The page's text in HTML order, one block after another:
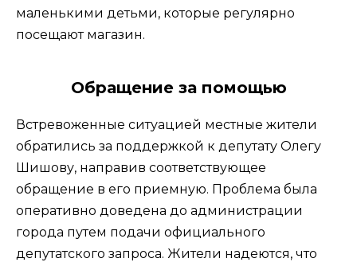
маленькими детьми, которые регулярно
посещают магазин.
Обращение за помощью
Встревоженные ситуацией местные жители
обратились за поддержкой к депутату Олегу
Шишову, направив соответствующее
обращение в его приемную. Проблема была
оперативно доведена до администрации
города путем подачи официального
депутатского запроса. Жители надеются, что